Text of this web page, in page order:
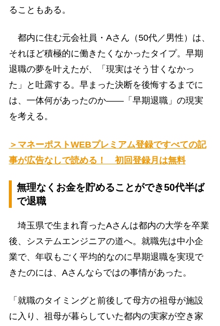
ることもある。
都内に住む元会社員・Aさん（50代／男性）は、
それほど積極的に働きたくなかったタイプ。早期
退職の夢を叶えたが、「現実はそう甘くなかっ
た」と吐露する。早まった決断を後悔するまでに
は、一体何があったのか――「早期退職」の現実
を考える。
＞マネーポストWEBプレミアム登録ですべての記
事が広告なしで読める！ 初回登録月は無料
無理なくお金を貯めることができ50代半ば
で退職
埼玉県で生まれ育ったAさんは都内の大学を卒業
後、システムエンジニアの道へ。就職先は中小企
業で、年収もごく平均的なのに早期退職を実現で
きたのには、Aさんならではの事情があった。
「就職のタイミングと前後して母方の祖母が施設
に入り、祖母が暮らしていた都内の実家が空き家